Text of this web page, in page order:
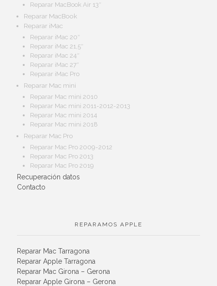
Reparar MacBook Air 13″
Reparar MacBook
Reparar iMac
Reparar iMac 20″
Reparar iMac 21,5″
Reparar iMac 24″
Reparar iMac 27″
Reparar iMac Pro
Reparar Mac mini
Reparar Mac mini 2010
Reparar Mac mini 2011-2012-2013
Reparar Mac mini 2014
Reparar Mac mini 2018
Reparar Mac Pro
Reparar Mac Pro 2009-2012
Reparar Mac Pro 2013
Reparar Mac Pro 2019
Recuperación datos
Contacto
REPARAMOS APPLE
Reparar Mac Tarragona
Reparar Apple Tarragona
Reparar Mac Girona – Gerona
Reparar Apple Girona – Gerona